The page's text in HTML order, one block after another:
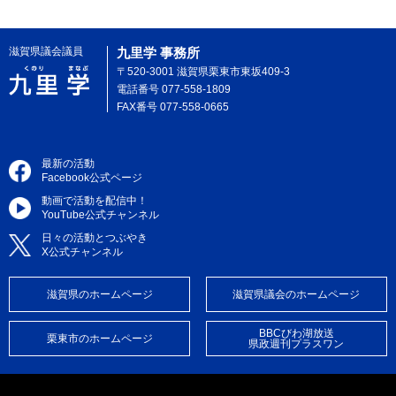
滋賀県議会議員 九里学 事務所
〒520-3001 滋賀県栗東市東坂409-3
電話番号 077-558-1809
FAX番号 077-558-0665
最新の活動
Facebook公式ページ
動画で活動を配信中！
YouTube公式チャンネル
日々の活動とつぶやき
X公式チャンネル
滋賀県のホームページ 滋賀県議会のホームページ
栗東市のホームページ
BBCびわ湖放送
県政週刊プラスワン